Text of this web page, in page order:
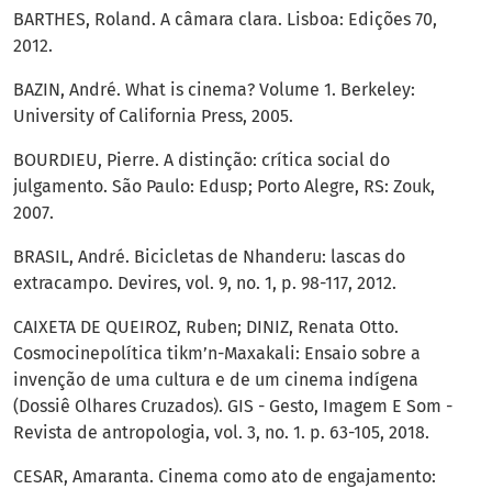
BARTHES, Roland. A câmara clara. Lisboa: Edições 70,
2012.
BAZIN, André. What is cinema? Volume 1. Berkeley:
University of California Press, 2005.
BOURDIEU, Pierre. A distinção: crítica social do
julgamento. São Paulo: Edusp; Porto Alegre, RS: Zouk,
2007.
BRASIL, André. Bicicletas de Nhanderu: lascas do
extracampo. Devires, vol. 9, no. 1, p. 98-117, 2012.
CAIXETA DE QUEIROZ, Ruben; DINIZ, Renata Otto.
Cosmocinepolítica tikm’n-Maxakali: Ensaio sobre a
invenção de uma cultura e de um cinema indígena
(Dossiê Olhares Cruzados). GIS - Gesto, Imagem E Som -
Revista de antropologia, vol. 3, no. 1. p. 63-105, 2018.
CESAR, Amaranta. Cinema como ato de engajamento: